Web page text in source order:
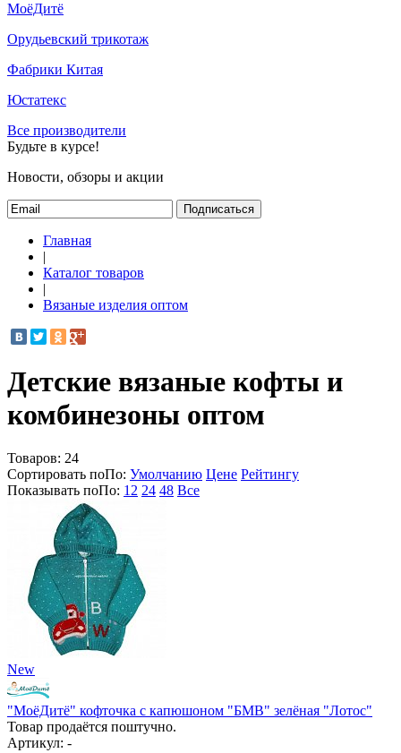
МоёДитё
Орудьевский трикотаж
Фабрики Китая
Юстатекс
Все производители
Будьте в курсе!
Новости, обзоры и акции
Подписаться
Главная
|
Каталог товаров
|
Вязаные изделия оптом
Детские вязаные кофты и
комбинезоны оптом
Товаров: 24
Сортировать поПо: Умолчанию Цене Рейтингу
Показывать поПо: 12 24 48 Все
New
"МоёДитё" кофточка с капюшоном "БМВ" зелёная "Лотос"
Товар продаётся поштучно.
Артикул: -